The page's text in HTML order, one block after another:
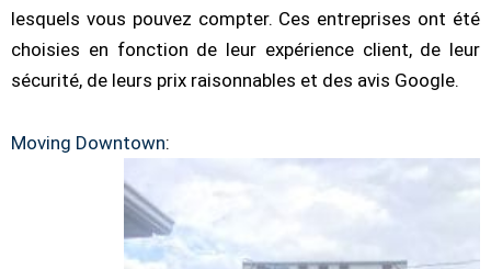
lesquels vous pouvez compter. Ces entreprises ont été
choisies en fonction de leur expérience client, de leur
sécurité, de leurs prix raisonnables et des avis Google.
Moving Downtown: